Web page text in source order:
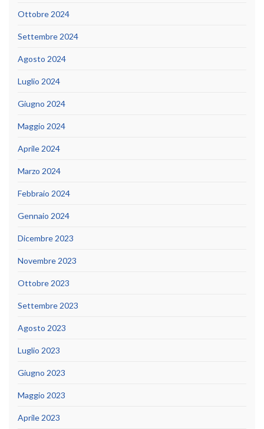
Ottobre 2024
Settembre 2024
Agosto 2024
Luglio 2024
Giugno 2024
Maggio 2024
Aprile 2024
Marzo 2024
Febbraio 2024
Gennaio 2024
Dicembre 2023
Novembre 2023
Ottobre 2023
Settembre 2023
Agosto 2023
Luglio 2023
Giugno 2023
Maggio 2023
Aprile 2023